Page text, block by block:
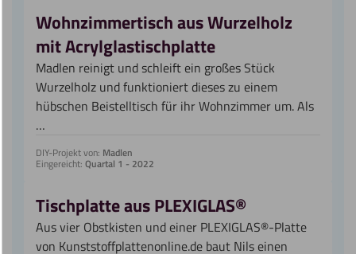
Wohnzimmertisch aus Wurzelholz
mit Acrylglastischplatte
Madlen reinigt und schleift ein großes Stück
Wurzelholz und funktioniert dieses zu einem
hübschen Beistelltisch für ihr Wohnzimmer um. Als
…
DIY-Projekt von: Madlen
Eingereicht: Quartal 1 - 2022
Tischplatte aus PLEXIGLAS®
Aus vier Obstkisten und einer PLEXIGLAS®-Platte
von Kunststoffplattenonline.de baut Nils einen